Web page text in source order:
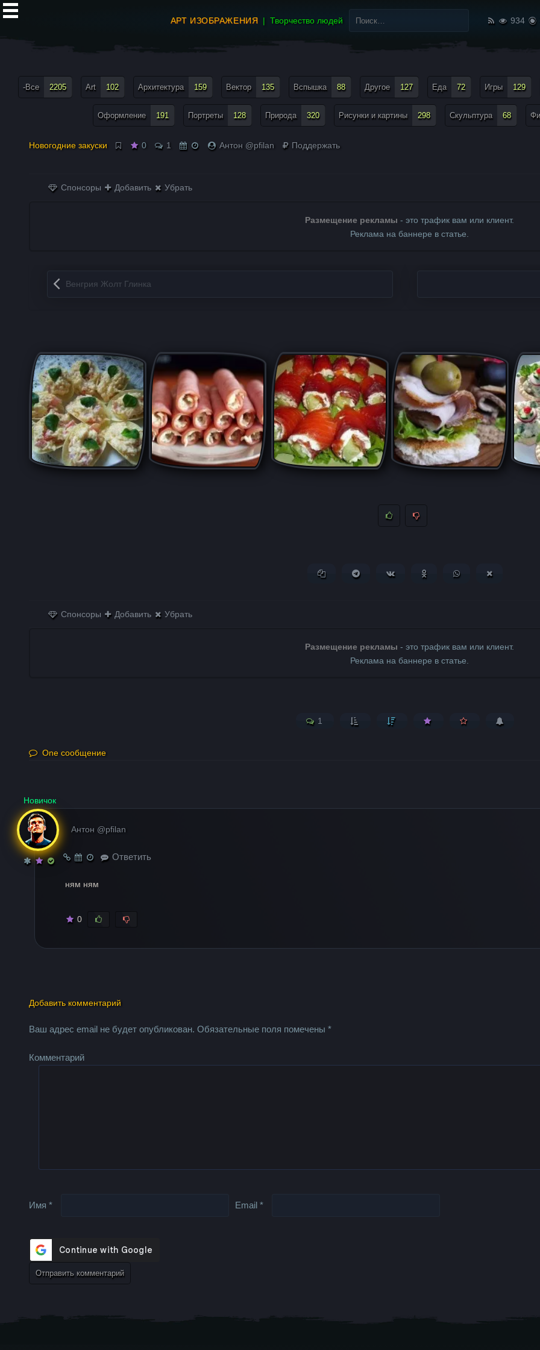
АРТ ИЗОБРАЖЕНИЯ Творчество людей
Найти:
934
-Все 2205 Art 102 Архитектура 159 Вектор 135 Вспышка 88 Другое 127 Еда 72 Игры 129
Оформление 191 Портреты 128 Природа 320 Рисунки и картины 298 Скульптура 68
Новогодние закуски 0 1 Антон @pfilan Поддержать
Спонсоры Добавить Убрать
Размещение рекламы - это трафик вам или клиент.
Реклама на баннере в статье.
Запись навигация
Венгрия Жолт Глинка
Копировать ссылкуПоделиться в Telegram
Поделиться ВКонтакте
Поделиться вПоделиться в
Спонсоры Добавить Убрать
Размещение рекламы - это трафик вам или клиент.
Реклама на баннере в статье.
1
One сообщение
Новичок
Антон @pfilan
Ответить
ням ням
0
Добавить комментарий
Ваш адрес email не будет опубликован. Обязательные поля помечены*
Комментарий
Имя* Email*